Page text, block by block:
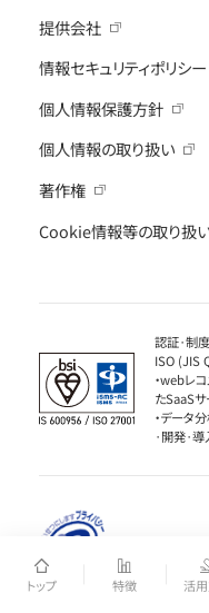
トップ 特徴 活
提供会社
情報セキュリティポリシー
個人情報保護方針
個人情報の取り扱い
著作権
Cookie情報等の取り扱
認証·制度
ISO (JIS
・webレ
たSaaS
・データ
·開発·